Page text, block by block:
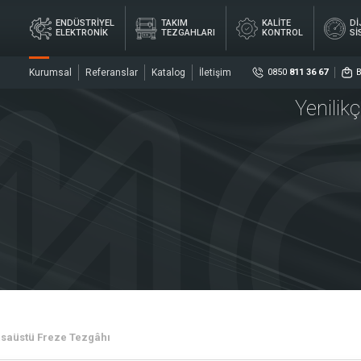
KALİTE
KONTROL
ENDÜSTRİYEL
ELEKTRONİK
TAKIM
TEZGAHLARI
KALİTE
KONTROL
Kurumsal Referanslar Katalog İletişim 0850 811 36 67
Freze Tezgâhı